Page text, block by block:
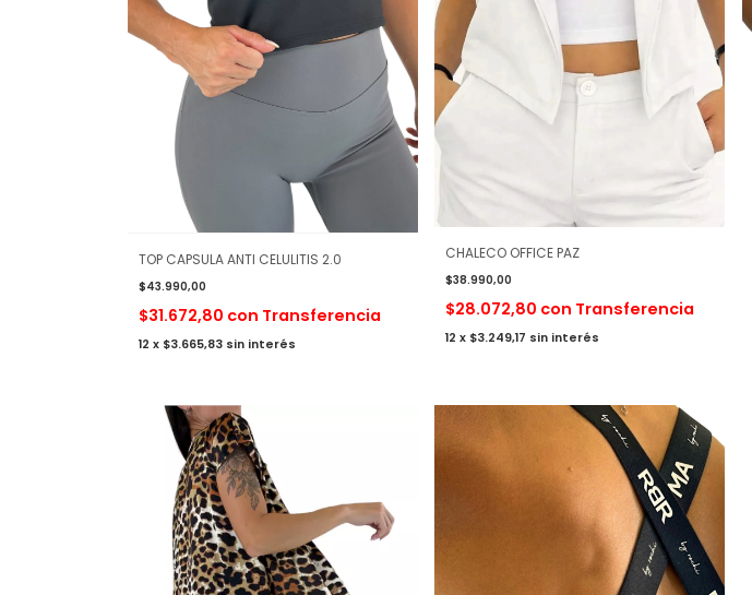
TOP CAPSULA ANTI CELULITIS 2.0
$43.990,00
$31.672,80 con Transferencia
12 x $3.665,83 sin interés
CHALECO OFFICE PAZ
$38.990,00
$28.072,80 con Transferencia
12 x $3.249,17 sin interés